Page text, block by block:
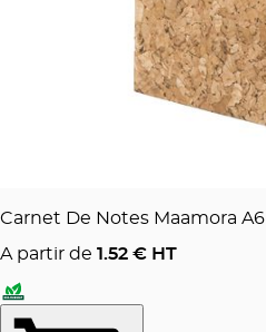
Carnet De Notes Maamora A6
A partir de 1.52 € HT